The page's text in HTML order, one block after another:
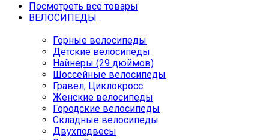
Посмотреть все товары
ВЕЛОСИПЕДЫ
Горные велосипеды
Детские велосипеды
Найнеры (29 дюймов)
Шоссейные велосипеды
Гравел, Циклокросс
Женские велосипеды
Городcкие велосипеды
Складные велосипеды
Двухподвесы